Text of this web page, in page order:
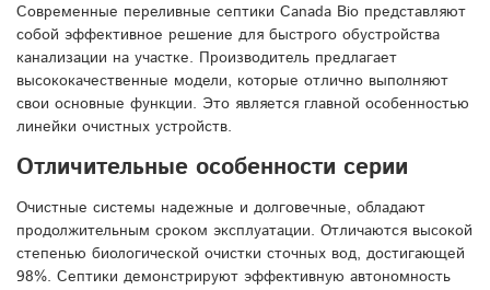
Современные переливные септики Canada Bio представляют
собой эффективное решение для быстрого обустройства
канализации на участке. Производитель предлагает
высококачественные модели, которые отлично выполняют
свои основные функции. Это является главной особенностью
линейки очистных устройств.
Отличительные особенности серии
Очистные системы надежные и долговечные, обладают
продолжительным сроком эксплуатации. Отличаются высокой
степенью биологической очистки сточных вод, достигающей
98%. Септики демонстрируют эффективную автономность